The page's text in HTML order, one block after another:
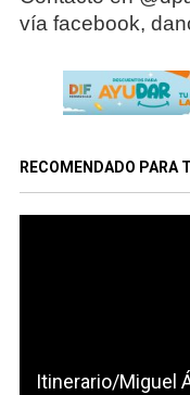
vía facebook,
RECOMENDADO PARA TI
Itinerario/Miguel